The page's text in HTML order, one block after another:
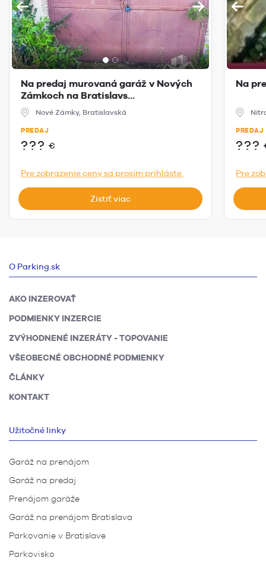
Na predaj murovaná garáž v Nových
Zámkoch na Bratislavs...
Nové Zámky, Bratislavská
PREDAJ
??? €
Pre zobrazenie ceny sa prosím prihláste.
Zistiť viac
Na
PREDAJ
???
Pre
O Parking.sk
AKO INZEROVAŤ
PODMIENKY INZERCIE
ZVÝHODNENÉ INZERÁTY - TOPOVANIE
VŠEOBECNÉ OBCHODNÉ PODMIENKY
ČLÁNKY
KONTAKT
Užitočné linky
Garáž na prenájom
Garáž na predaj
Prenájom garáže
Garáž na prenájom Bratislava
Parkovanie v Bratislave
Parkovisko